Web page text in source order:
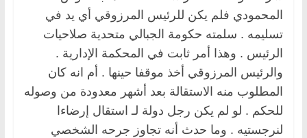
المحمودي فلم يكن للرئيس المرزوقي أي يد في
تسليمه . سلمته حكومة الجبالي متحدية صلاحيات
الرئيس . وهذا أمر ثابت في المحكمة الإدارية .
والرئيس المرزوقي أخذ موقفا حينها . أم انه كان
المطلوب منه الاستقالة بعد أشهر معدودة من وصوله
للحكم . لو لم يكن رجل دولة لـ استقال إرضاءا
لنرجستيه . وما حدث أنه تجاوز جرحه الشخصي